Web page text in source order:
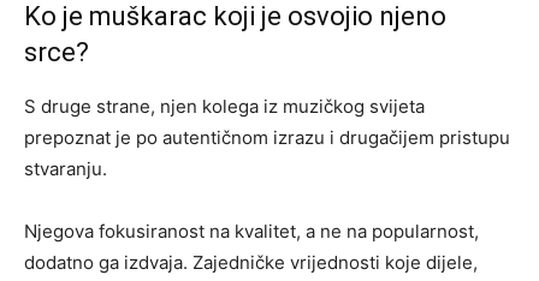
Ko je muškarac koji je osvojio njeno
srce?
S druge strane, njen kolega iz muzičkog svijeta
prepoznat je po autentičnom izrazu i drugačijem pristupu
stvaranju.
Njegova fokusiranost na kvalitet, a ne na popularnost,
dodatno ga izdvaja. Zajedničke vrijednosti koje dijele,